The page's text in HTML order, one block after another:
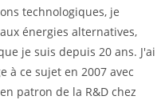
technologiques, je
énergies alternatives,
je suis depuis 20 ans. J'ai
à ce sujet en 2007 avec
patron de la R&D chez